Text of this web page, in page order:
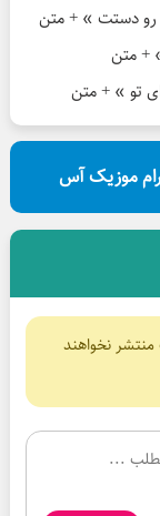
رو دستت » + متن
+ متن
تو » + متن
موزیک آس
نخواهند